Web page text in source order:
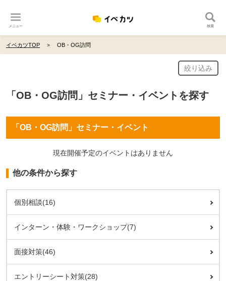
メニュー 検索
絞り込み
イベカツTOP OB・OG訪問
「OB・OG訪問」セミナー・イベントを探す
「OB・OG訪問」セミナー・イベント
現在開催予定のイベントはありません
他の条件から探す
個別相談(16)
インターン・体験・ワークショップ(7)
面接対策(46)
エントリーシート対策(28)